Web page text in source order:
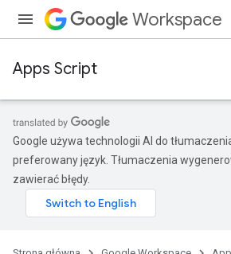
Workspace
Apps Script
Google używa technologii AI do
preferowany język. Tłumaczenia
zawierać błędy.